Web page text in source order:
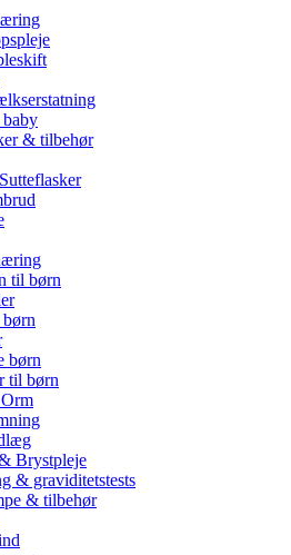
& tilbehør
til børn
børn
til børn
Brystpleje
& graviditetstests
& tilbehør